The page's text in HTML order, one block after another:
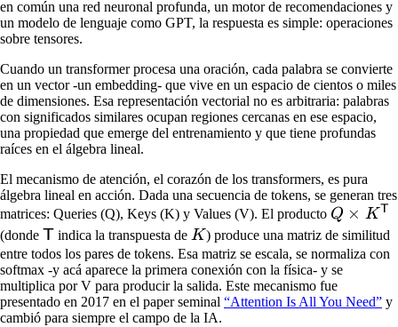
en común una red neuronal profunda, un motor de recomendaciones y
un modelo de lenguaje como GPT, la respuesta es simple: operaciones
sobre tensores.
Cuando un transformer procesa una oración, cada palabra se convierte
en un vector -un embedding- que vive en un espacio de cientos o miles
de dimensiones. Esa representación vectorial no es arbitraria: palabras
con significados similares ocupan regiones cercanas en ese espacio,
una propiedad que emerge del entrenamiento y que tiene profundas
raíces en el álgebra lineal.
El mecanismo de atención, el corazón de los transformers, es pura
álgebra lineal en acción. Dada una secuencia de tokens, se generan tres
matrices: Queries (Q), Keys (K) y Values (V). El producto Q \times
Q × K T
(donde \mathsf{T}
T indica la transpuesta de K
K) produce una matriz de similitud
entre todos los pares de tokens. Esa matriz se escala, se normaliza con
softmax -y acá aparece la primera conexión con la física- y se
multiplica por V para producir la salida. Este mecanismo fue
presentado en 2017 en el paper seminal “Attention Is All You Need” y
cambió para siempre el campo de la IA.